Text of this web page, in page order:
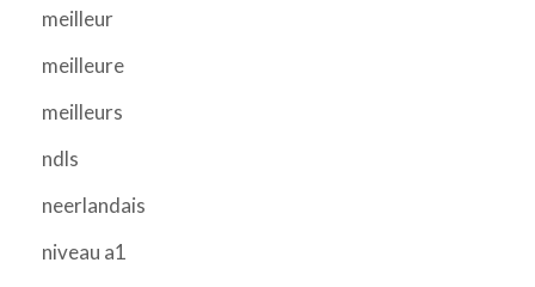
meilleur
meilleure
meilleurs
ndls
neerlandais
niveau a1